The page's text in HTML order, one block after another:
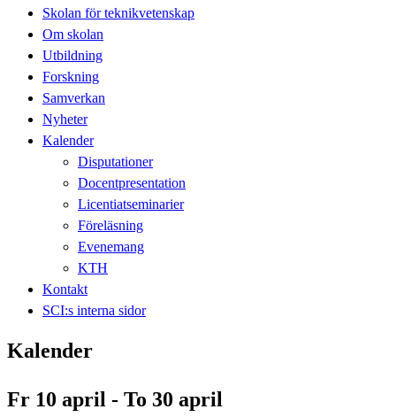
Skolan för teknikvetenskap
Om skolan
Utbildning
Forskning
Samverkan
Nyheter
Kalender
Disputationer
Docentpresentation
Licentiatseminarier
Föreläsning
Evenemang
KTH
Kontakt
SCI:s interna sidor
Kalender
Fr 10 april - To 30 april